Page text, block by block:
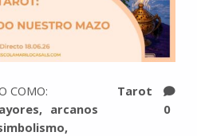
0
Tarot
COMO:
arcanos